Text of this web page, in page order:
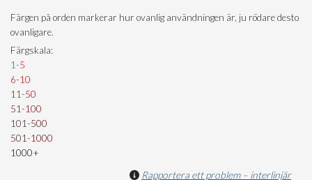
Färgen på orden markerar hur ovanlig användningen är, ju rödare desto
ovanligare.
Färgskala:
1-5
6-10
11-50
51-100
101-500
501-1000
1000+
Rapportera ett problem – interlinjär